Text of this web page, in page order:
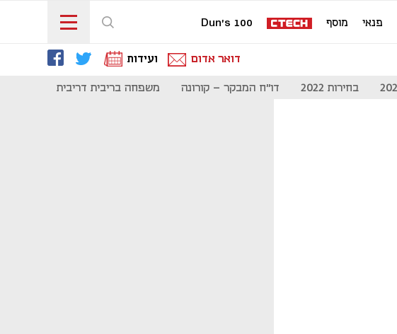
פנאי מוסף Dun's 100
דואר אדום ועידות
בחירות 2022 דו"ח המבקר - קורונה משפחה בריבית דריבית